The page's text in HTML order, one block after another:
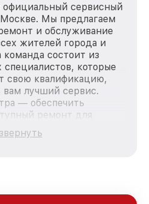
официальный сервисный
Мы предлагаем
и обслуживание
жителей города и
состоит из
которые
свою квалификацию,
вам лучший сервис.
— обеспечить
ремонт для
продукции Dali, вне
поломки. Мы